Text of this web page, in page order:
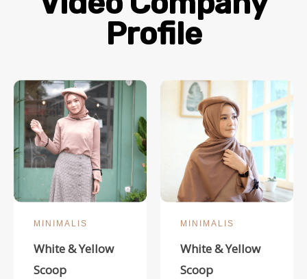
Profile​
MINIMALIS
White & Yellow
Scoop
MINIMALIS
White & Yellow
Scoop